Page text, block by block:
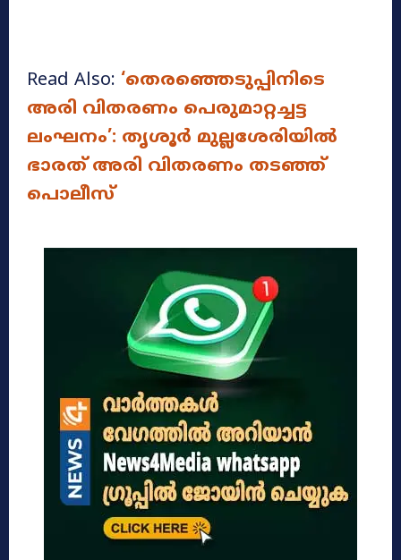
Read Also: ‘തെരഞ്ഞെടുപ്പിനിടെ
അരി വിതരണം പെരുമാറ്റച്ചട്ട
ലംഘനം’: തൃശൂർ മുല്ലശേരിയിൽ
ഭാരത് അരി വിതരണം തടഞ്ഞ്
പൊലീസ്